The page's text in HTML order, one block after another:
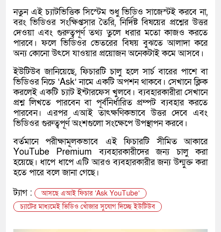
নতুন এই চ্যাটভিত্তিক সিস্টেম শুধু ভিডিও সাজেস্টই করবে না,
বরং ভিডিওর সংক্ষিপ্তসার তৈরি, নির্দিষ্ট বিষয়ের প্রশ্নের উত্তর
দেওয়া এবং গুরুত্বপূর্ণ তথ্য তুলে ধরার মতো কাজও করতে
পারবে। ফলে ভিডিওর ভেতরের বিষয় বুঝতে আলাদা করে
অন্য কোনো উৎসে যাওয়ার প্রয়োজন অনেকটাই কমে আসবে।
ইউটিউব জানিয়েছে, ফিচারটি চালু হলে সার্চ বারের পাশে বা
ভিডিওর নিচে ‘Ask’ নামে একটি অপশন থাকবে। সেখানে ক্লিক
করলেই একটি চ্যাট ইন্টারফেস খুলবে। ব্যবহারকারীরা সেখানে
প্রশ্ন লিখতে পারবেন বা পূর্বনির্ধারিত প্রম্পট ব্যবহার করতে
পারবেন। এরপর এআই তাৎক্ষণিকভাবে উত্তর দেবে এবং
ভিডিওর গুরুত্বপূর্ণ অংশগুলো সংক্ষেপে উপস্থাপন করবে।
বর্তমানে পরীক্ষামূলকভাবে এই ফিচারটি সীমিত আকারে
YouTube Premium ব্যবহারকারীদের জন্য চালু করা
হয়েছে। ধাপে ধাপে এটি আরও ব্যবহারকারীর জন্য উন্মুক্ত করা
হতে পারে বলে জানা গেছে।
ট্যাগ :
আসছে এআই ফিচার ‘Ask YouTube’
চ্যাটের মাধ্যমেই ভিডিও খোঁজার সুযোগ দিচ্ছে ইউটিউব